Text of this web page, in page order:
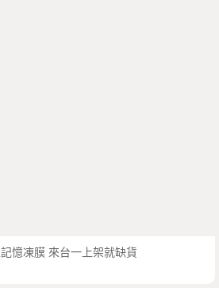
憶凍膜 來台一上架就缺貨